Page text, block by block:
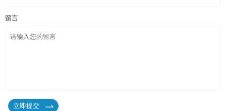
留言
立即提交